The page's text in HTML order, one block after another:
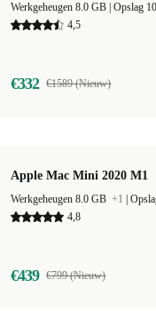
Opslag
4,5
€332 €1589 (Nieuw)
Apple Mac Mini 2020 M1
Werkgeheugen 8.0 GB +1
4,8
€439 €799 (Nieuw)